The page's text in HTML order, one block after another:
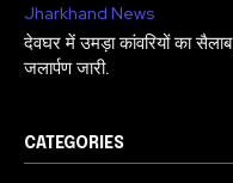
Jharkhand News
देवघर में उमड़ा कांवरियों का
जलार्पण जारी.
CATEGORIES